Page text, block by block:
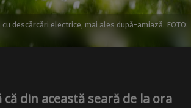
descărcări electrice, mai ales după-amiază. FOTO:
din această seară de la ora